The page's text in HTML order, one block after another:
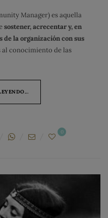
Manager) es aquella
sostener, acrecentar y, en
la organización con sus
al conocimiento de las
0